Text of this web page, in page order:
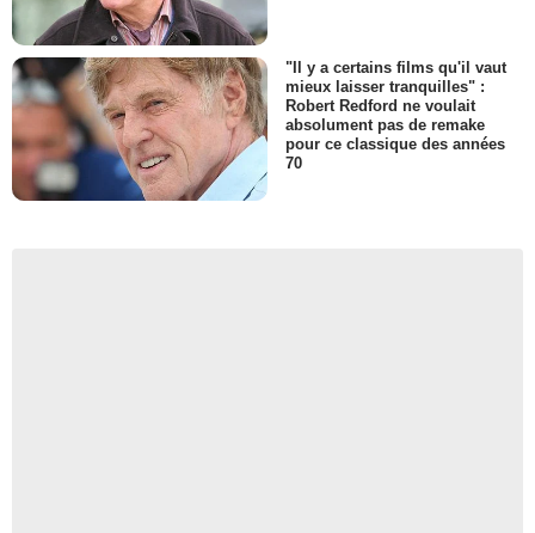
"Il y a certains films qu'il vaut
mieux laisser tranquilles" :
Robert Redford ne voulait
absolument pas de remake
pour ce classique des années
70